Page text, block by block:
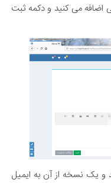
می کنید و دکمه ثبت
و یک نسخه از آن به ایمیل